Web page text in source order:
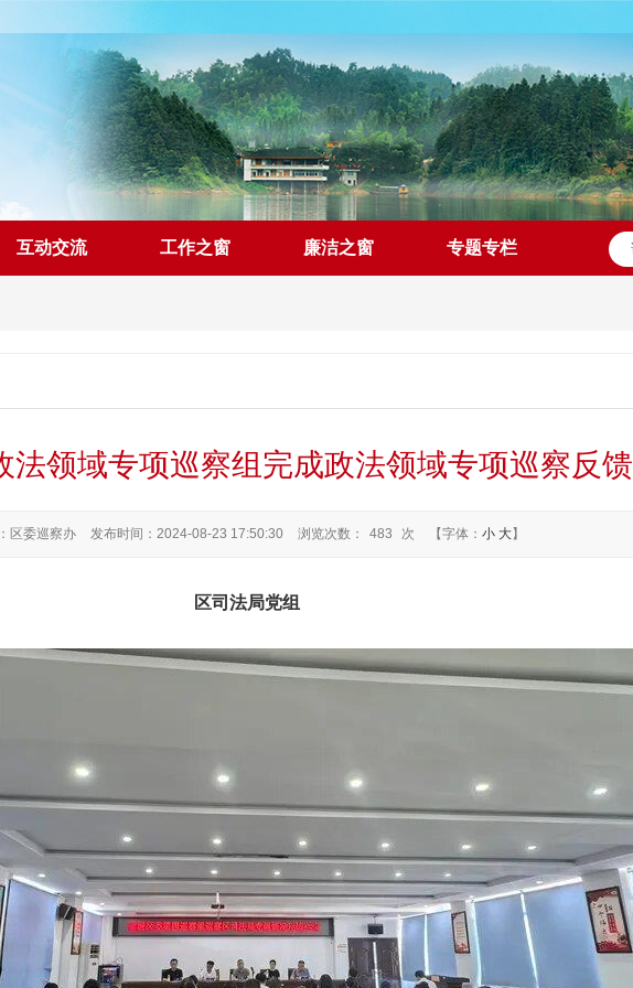
互动交流 工作之窗 廉洁之窗 专题专栏
法领域专项巡察组完成政法领域专项巡察反馈
区委巡察办 发布时间：2024-08-23 17:50:30 浏览次数： 483 次 【字体： 小 大】
区司法局党组